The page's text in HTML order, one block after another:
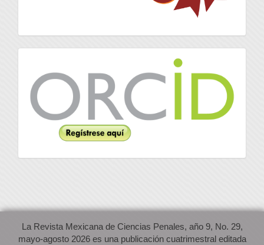
La Revista Mexicana de Ciencias Penales, año 9, No. 29,
mayo-agosto 2026 es una publicación cuatrimestral editada